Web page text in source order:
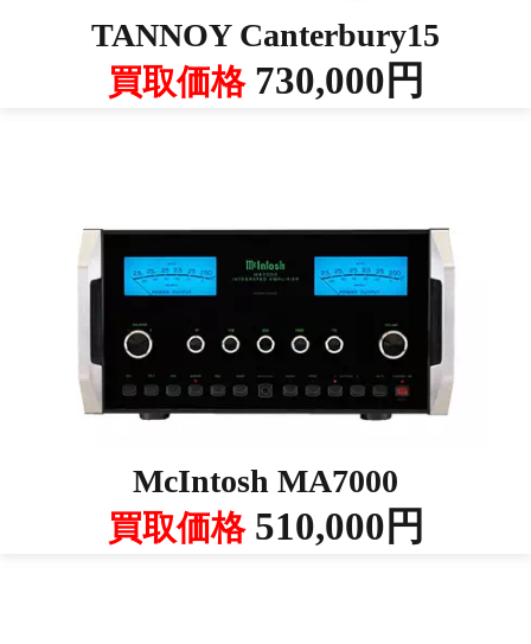
TANNOY Canterbury15
買取価格730,000円
McIntosh MA7000
買取価格510,000円